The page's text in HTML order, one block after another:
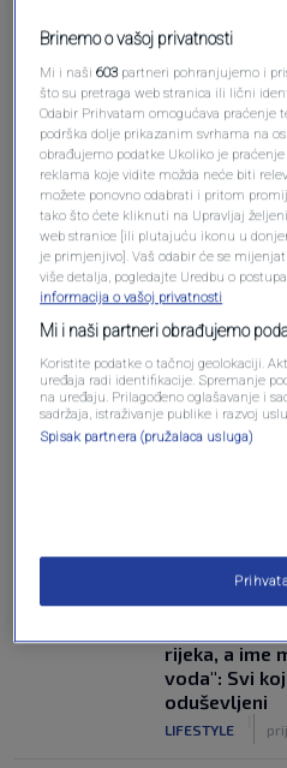
NAJČITANIJE
rijeka, a ime
voda": Svi
oduševljeni
LIFESTYLE
Brinemo o vašoj privatnosti
Mi i naši603 partneri pohranjujemo i
što su pretraga web stranica ili lični
Odabir Prihvatam omogućava praćenje
podrška dolje prikazanim svrhama na
obrađujemo podatke Ukoliko je
reklama koje vidite možda neće biti
možete ponovno odabrati i pritom
tako što ćete kliknuti na Upravljaj
web stranice [ili plutajuću ikonu u
je primjenjivo]. Vaš odabir će se
više detalja, pogledajte Uredbu o
informacija o vašoj privatnosti
Mi i naši partneri obrađujemo
Koristite podatke o tačnoj geolokaciji.
uređaja radi identifikacije. Spremanje
na uređaju. Prilagođeno oglašavanje i
sadržaja, istraživanje publike i razvoj
Spisak partnera (pružalaca usluga)